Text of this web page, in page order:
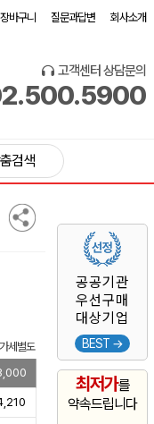
장바구니 질문과답변 회사소개
고객센터 상담문의
공공기관
우선구매
대상기업
BEST →
최저가를
약속드립니다
검색
세별도